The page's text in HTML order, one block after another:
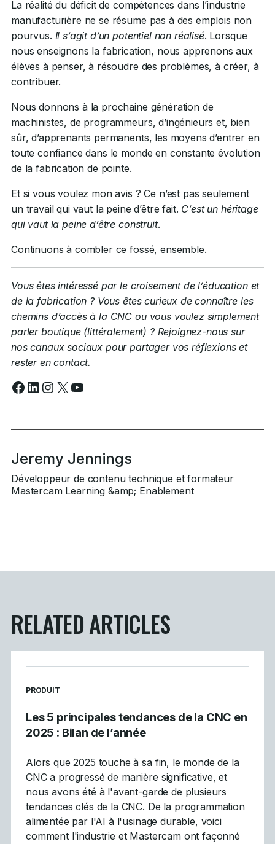
La réalité du déficit de compétences dans l’industrie
manufacturière ne se résume pas à des emplois non
pourvus. Il s’agit d’un potentiel non réalisé. Lorsque
nous enseignons la fabrication, nous apprenons aux
élèves à penser, à résoudre des problèmes, à créer, à
contribuer.
Nous donnons à la prochaine génération de
machinistes, de programmeurs, d’ingénieurs et, bien
sûr, d’apprenants permanents, les moyens d’entrer en
toute confiance dans le monde en constante évolution
de la fabrication de pointe.
Et si vous voulez mon avis ? Ce n’est pas seulement
un travail qui vaut la peine d’être fait. C’est un héritage
qui vaut la peine d’être construit.
Continuons à combler ce fossé, ensemble.
Vous êtes intéressé par le croisement de l’éducation et
de la fabrication ? Vous êtes curieux de connaître les
chemins d’accès à la CNC ou vous voulez simplement
parler boutique (littéralement) ? Rejoignez-nous sur
nos canaux sociaux pour partager vos réflexions et
rester en contact.
Facebook
LinkedIn
Instagram
X YouTube
Jeremy Jennings
Développeur de contenu technique et formateur
Mastercam Learning &amp; Enablement
RELATED ARTICLES
READ MORE ARTICLES ABOUT
PRODUIT
Les 5 principales tendances de la CNC en
2025 : Bilan de l’année
Alors que 2025 touche à sa fin, le monde de la
CNC a progressé de manière significative, et
nous avons été à l'avant-garde de plusieurs
tendances clés de la CNC. De la programmation
alimentée par l'AI à l'usinage durable, voici
comment l'industrie et Mastercam ont façonné